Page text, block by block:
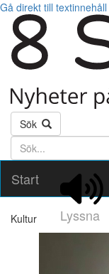
Gå direkt till textinnehåll
Sök
Söktext
Start
Lyssna
Kultur